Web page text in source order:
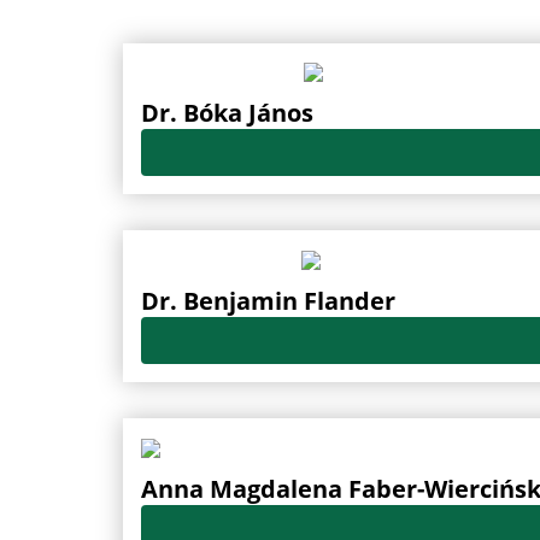
Dr. Bóka János
Dr. Benjamin Flander
Anna Magdalena Faber-